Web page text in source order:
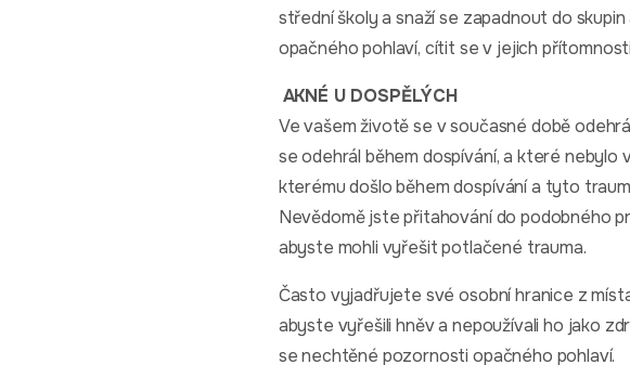
střední školy a snaží se zapadnout do
opačného pohlaví, cítit se v jejich
AKNÉ U DOSPĚLÝCH
Ve vašem životě se v současné době
se odehrál během dospívání, a které
kterému došlo během dospívání a tyto
Nevědomě jste přitahování do podobného
abyste mohli vyřešit potlačené trauma.
Často vyjadřujete své osobní hranice z
abyste vyřešili hněv a nepoužívali ho jako
se nechtěné pozornosti opačného pohlaví.